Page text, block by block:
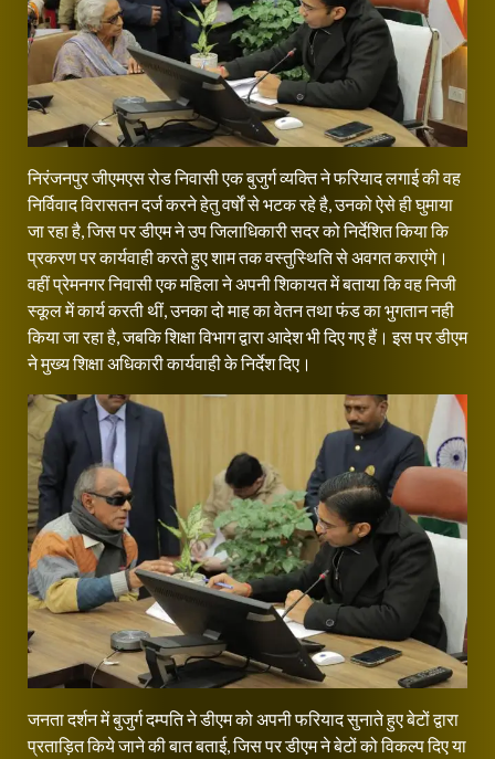
निरंजनपुर जीएमएस रोड निवासी एक बुजुर्ग व्यक्ति ने फरियाद लगाई की वह
निर्विवाद विरासतन दर्ज करने हेतु वर्षों से भटक रहे है, उनको ऐसे ही घुमाया
जा रहा है, जिस पर डीएम ने उप जिलाधिकारी सदर को निर्देशित किया कि
प्रकरण पर कार्यवाही करते हुए शाम तक वस्तुस्थिति से अवगत कराएंगे।
वहीं प्रेमनगर निवासी एक महिला ने अपनी शिकायत में बताया कि वह निजी
स्कूल में कार्य करती थीं, उनका दो माह का वेतन तथा फंड का भुगतान नही
किया जा रहा है, जबकि शिक्षा विभाग द्वारा आदेश भी दिए गए हैं। इस पर डीएम
ने मुख्य शिक्षा अधिकारी कार्यवाही के निर्देश दिए।
जनता दर्शन में बुजुर्ग दम्पति ने डीएम को अपनी फरियाद सुनाते हुए बेटों द्वारा
प्रताड़ित किये जाने की बात बताई, जिस पर डीएम ने बेटों को विकल्प दिए या